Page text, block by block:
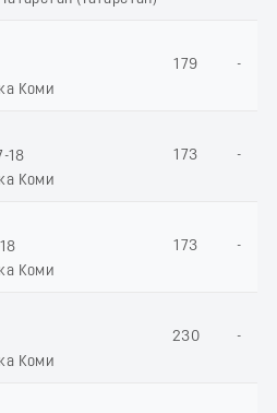
Коми
179 -
18
Коми
173 -
Коми
173 -
Коми
230 -